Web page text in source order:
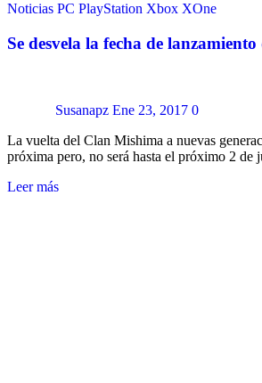
Noticias PC PlayStation Xbox XOne
Se desvela la fecha de
Susanapz Ene 23, 2017 0
La vuelta del Clan Mishima a nuevas
próxima pero, no será hasta el próximo 2
Leer más